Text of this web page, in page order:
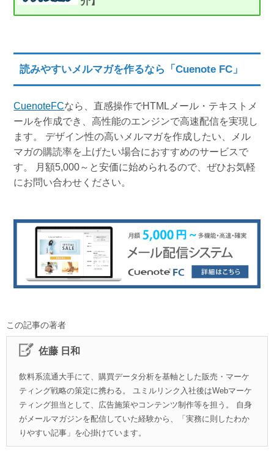
読みやすいメルマガを作るなら「Cuenote FC」
CuenoteFCなら、直感操作でHTMLメール・テキストメ
ールを作成でき、高性能のエンジンで高速配信を実現し
ます。 デザイン性の高いメルマガを作成したい、メル
マガの購読率を上げたい場合におすすめのサービスで
す。 月額5,000～と安価に始められるので、ぜひお気軽
にお問い合わせください。
この記事の著者
佐藤 日和
飲料系流通大手にて、購買データ分析を基軸とした販売・マーケ
ティング戦略の策定に携わる。 ユミルリンク入社後はWebマーケ
ティング担当として、広告施策やコンテンツ制作等を担う。 自身
がメールマガジンを配信していた経験から、「実務に則したわか
りやすい記事」を心掛けています。